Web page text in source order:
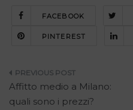
FACEBOOK
PINTEREST
Navigazione
articoli
Affitto medio a Milano:
quali sono i prezzi?